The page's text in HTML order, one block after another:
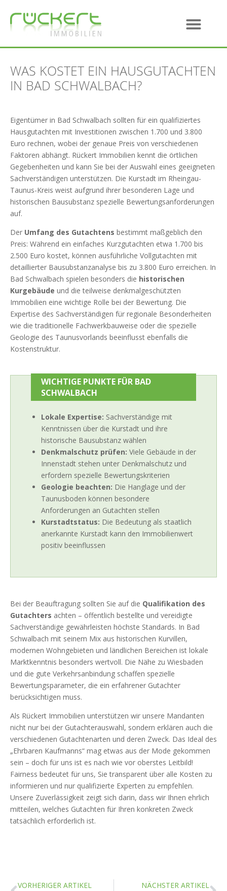
WAS KOSTET EIN HAUSGUTACHTEN
IN BAD SCHWALBACH?
Eigentümer in Bad Schwalbach sollten für ein qualifiziertes
Hausgutachten mit Investitionen zwischen 1.700 und 3.800
Euro rechnen, wobei der genaue Preis von verschiedenen
Faktoren abhängt. Rückert Immobilien kennt die örtlichen
Gegebenheiten und kann Sie bei der Auswahl eines geeigneten
Sachverständigen unterstützen. Die Kurstadt im Rheingau-
Taunus-Kreis weist aufgrund ihrer besonderen Lage und
historischen Bausubstanz spezielle Bewertungsanforderungen
auf.
Der Umfang des Gutachtens bestimmt maßgeblich den
Preis: Während ein einfaches Kurzgutachten etwa 1.700 bis
2.500 Euro kostet, können ausführliche Vollgutachten mit
detaillierter Bausubstanzanalyse bis zu 3.800 Euro erreichen. In
Bad Schwalbach spielen besonders die historischen
Kurgebäude und die teilweise denkmalgeschützten
Immobilien eine wichtige Rolle bei der Bewertung. Die
Expertise des Sachverständigen für regionale Besonderheiten
wie die traditionelle Fachwerkbauweise oder die spezielle
Geologie des Taunusvorlands beeinflusst ebenfalls die
Kostenstruktur.
WICHTIGE PUNKTE FÜR BAD
SCHWALBACH
Lokale Expertise: Sachverständige mit
Kenntnissen über die Kurstadt und ihre
historische Bausubstanz wählen
Denkmalschutz prüfen: Viele Gebäude in der
Innenstadt stehen unter Denkmalschutz und
erfordern spezielle Bewertungskriterien
Geologie beachten: Die Hanglage und der
Taunusboden können besondere
Anforderungen an Gutachten stellen
Kurstadtstatus: Die Bedeutung als staatlich
anerkannte Kurstadt kann den Immobilienwert
positiv beeinflussen
Bei der Beauftragung sollten Sie auf die Qualifikation des
Gutachters achten – öffentlich bestellte und vereidigte
Sachverständige gewährleisten höchste Standards. In Bad
Schwalbach mit seinem Mix aus historischen Kurvillen,
modernen Wohngebieten und ländlichen Bereichen ist lokale
Marktkenntnis besonders wertvoll. Die Nähe zu Wiesbaden
und die gute Verkehrsanbindung schaffen spezielle
Bewertungsparameter, die ein erfahrener Gutachter
berücksichtigen muss.
Als Rückert Immobilien unterstützen wir unsere Mandanten
nicht nur bei der Gutachterauswahl, sondern erklären auch die
verschiedenen Gutachtenarten und deren Zweck. Das Ideal des
„Ehrbaren Kaufmanns“ mag etwas aus der Mode gekommen
sein – doch für uns ist es nach wie vor oberstes Leitbild!
Fairness bedeutet für uns, Sie transparent über alle Kosten zu
informieren und nur qualifizierte Experten zu empfehlen.
Unsere Zuverlässigkeit zeigt sich darin, dass wir Ihnen ehrlich
mitteilen, welches Gutachten für Ihren konkreten Zweck
tatsächlich erforderlich ist.
VORHERIGER ARTIKEL NÄCHSTER ARTIKEL